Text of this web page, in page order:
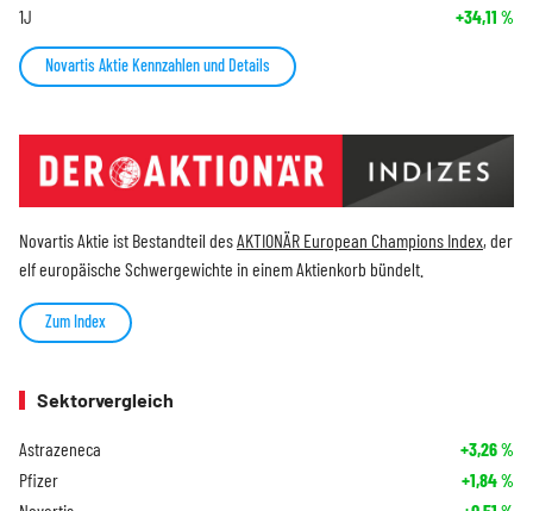
1J +34,11 %
Novartis Aktie Kennzahlen und Details
Novartis Aktie ist Bestandteil desAKTIONÄR European Champions Index, der
elf europäische Schwergewichte in einem Aktienkorb bündelt.
Zum Index
Sektorvergleich
Astrazeneca +3,26%
Pfizer +1,84%